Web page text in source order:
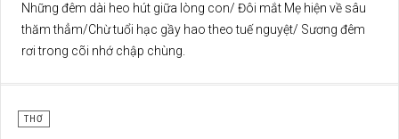
Những đêm dài heo hút giữa lòng con/ Đôi mắt Mẹ hiện về sâu
thăm thẳm/Chừ tuổi hạc gầy hao theo tuế nguyệt/ Sương đêm
rơi trong cõi nhớ chập chùng.
THƠ